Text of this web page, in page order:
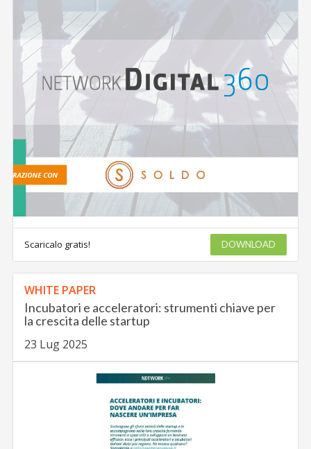
Scaricalo gratis! DOWNLOAD
WHITE PAPER
Incubatori e acceleratori: strumenti chiave per
la crescita delle startup
23 Lug 2025